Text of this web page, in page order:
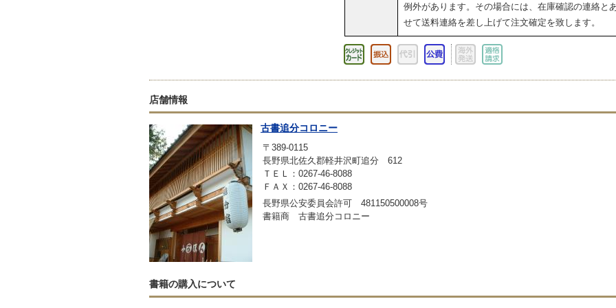
例外があります。その場合には、在庫確認の連絡と
せて送料連絡を差し上げて注文確定を致します。
店舗情報
古書追分コロニー
〒389-0115
長野県北佐久郡軽井沢町追分 612
ＴＥＬ：0267-46-8088
ＦＡＸ：0267-46-8088
長野県公安委員会許可 481150500008号
書籍商 古書追分コロニー
書籍の購入について